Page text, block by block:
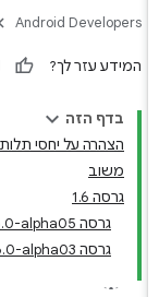
Android Developers
המידע עזר לך?
בדף הזה
הצהרה על יחסי תלות
משוב
גרסה 1.6
גרסה ‎1.6.0-alpha05
גרסה ‎1.6.0-alpha03